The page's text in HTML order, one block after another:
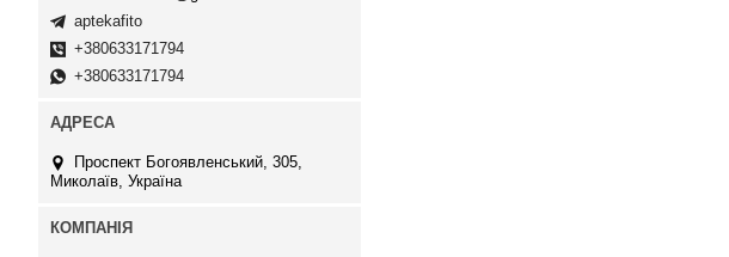
aptekafito
+380633171794
+380633171794
Проспект Богоявленський, 305,
Миколаїв, Україна